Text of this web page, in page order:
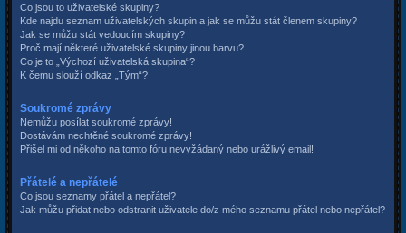
Co jsou to uživatelské skupiny?
Kde najdu seznam uživatelských skupin a jak se můžu stát členem skupiny?
Jak se můžu stát vedoucím skupiny?
Proč mají některé uživatelské skupiny jinou barvu?
Co je to „Výchozí uživatelská skupina“?
K čemu slouží odkaz „Tým“?
Soukromé zprávy
Nemůžu posílat soukromé zprávy!
Dostávám nechtěné soukromé zprávy!
Přišel mi od někoho na tomto fóru nevyžádaný nebo urážlivý email!
Přátelé a nepřátelé
Co jsou seznamy přátel a nepřátel?
Jak můžu přidat nebo odstranit uživatele do/z mého seznamu přátel nebo nepřátel?